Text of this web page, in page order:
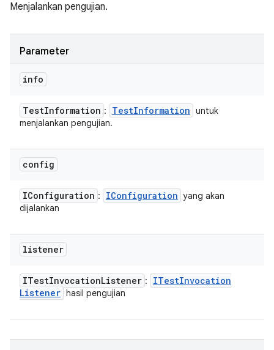
Menjalankan pengujian.
Parameter
info
TestInformation : TestInformation untuk
menjalankan pengujian.
config
IConfiguration : IConfiguration yang akan
dijalankan
listener
ITestInvocationListener : ITestInvocation
Listener hasil pengujian